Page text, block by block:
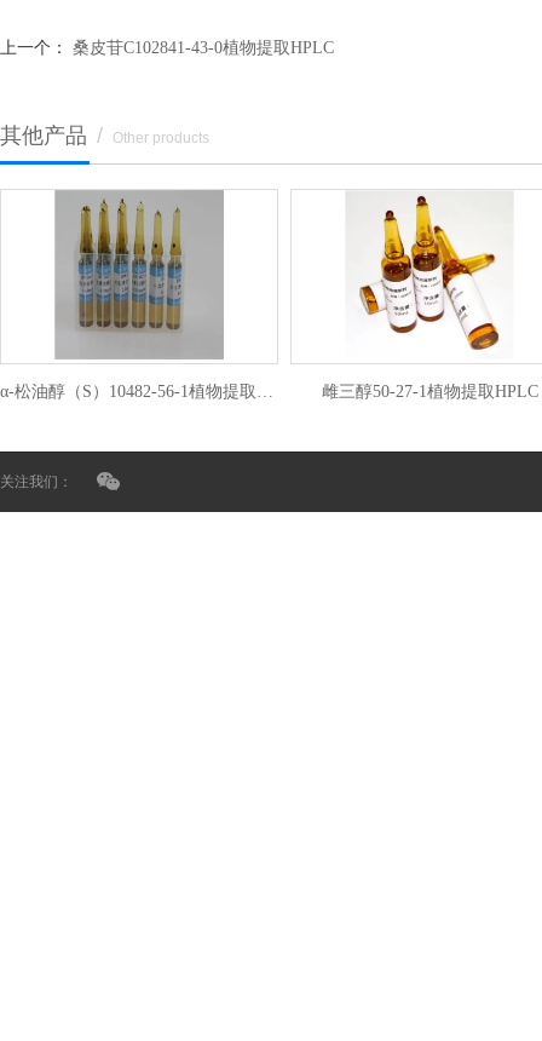
上一个： 桑皮苷C102841-43-0植物提取HPLC
其他产品 / Other products
α-松油醇（S）10482-56-1植物提取HPLC 雌三醇50-27-1植物提取HPLC
关注我们：